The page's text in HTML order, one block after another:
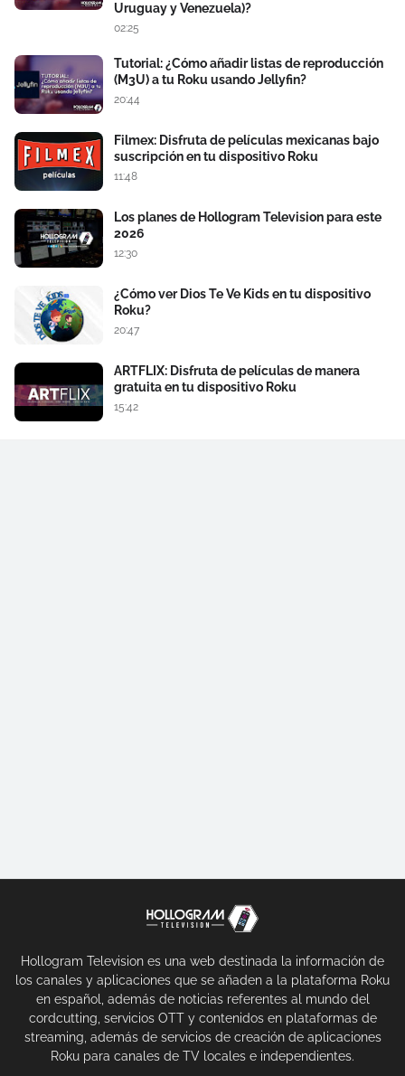
Uruguay y Venezuela)?
02:25
Tutorial: ¿Cómo añadir listas de reproducción
(M3U) a tu Roku usando Jellyfin?
20:44
Filmex: Disfruta de películas mexicanas bajo
suscripción en tu dispositivo Roku
11:48
Los planes de Hollogram Television para este
2026
12:30
¿Cómo ver Dios Te Ve Kids en tu dispositivo
Roku?
20:47
ARTFLIX: Disfruta de películas de manera
gratuita en tu dispositivo Roku
15:42
Hollogram Television es una web destinada la información de
los canales y aplicaciones que se añaden a la plataforma Roku
en español, además de noticias referentes al mundo del
cordcutting, servicios OTT y contenidos en plataformas de
streaming, además de servicios de creación de aplicaciones
Roku para canales de TV locales e independientes.